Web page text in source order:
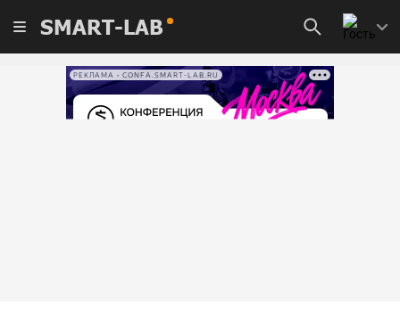
SMART-LAB
РЕКЛАМА • CONFA.SMART-LAB.RU